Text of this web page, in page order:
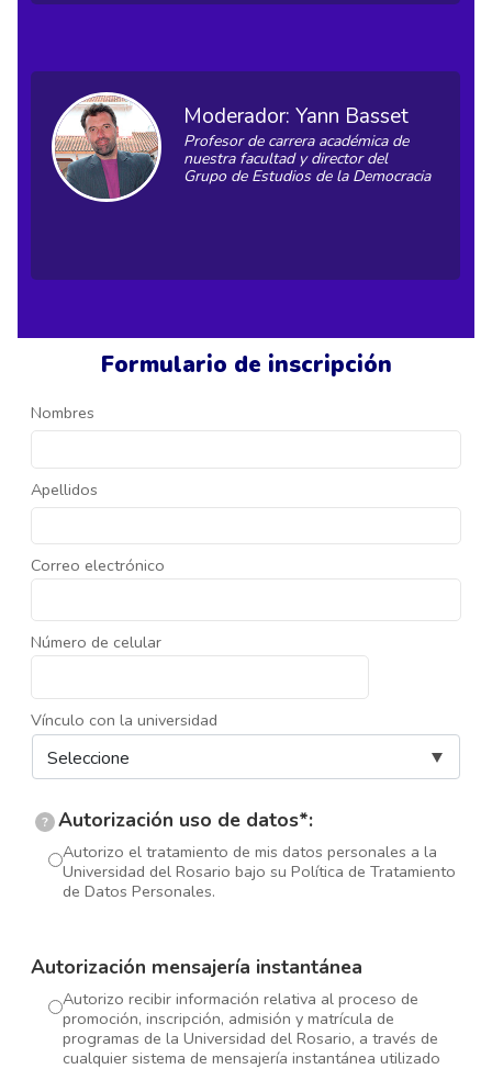
Formulario de inscripción
Nombres
Apellidos
Correo electrónico
Número de celular
Vínculo con la universidad
? Autorización uso de datos*:
Autorizo el tratamiento de mis datos personales a la
Universidad del Rosario bajo su Política de Tratamiento
de Datos Personales.
Autorización mensajería instantánea
Autorizo recibir información relativa al proceso de
promoción, inscripción, admisión y matrícula de
programas de la Universidad del Rosario, a través de
cualquier sistema de mensajería instantánea utilizado
Moderador: Yann Basset
Profesor de carrera académica de
nuestra facultad y director del
Grupo de Estudios de la Democracia